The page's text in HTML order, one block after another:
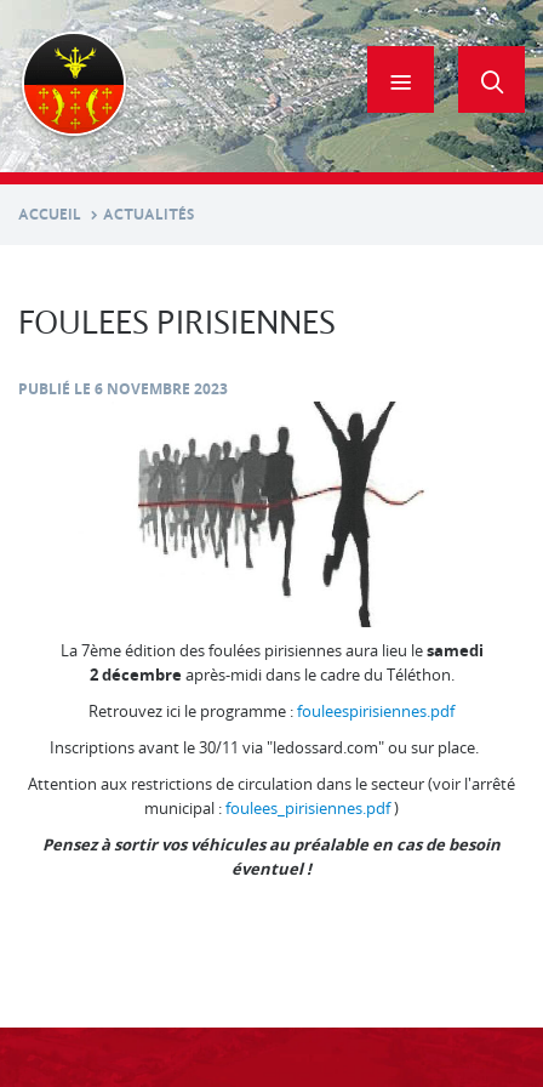
contenu
principal
ACCUEIL ACTUALITÉS
FOULEES PIRISIENNES
PUBLIÉ LE 6 NOVEMBRE 2023
La 7ème édition des foulées pirisiennes aura lieu lesamedi
2 décembreaprès-midi dans le cadre du Téléthon.
Retrouvez ici le programme : fouleespirisiennes.pdf
Inscriptions avant le 30/11 via "ledossard.com" ou sur place.
Attention aux restrictions de circulation dans le secteur (voir l'arrêté
municipal : foulees_pirisiennes.pdf)
Pensez à sortir vos véhicules au préalable en cas de besoin
éventuel !